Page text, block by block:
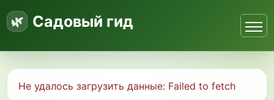
Садовый гид
Не удалось загрузить данные: Failed to fetch